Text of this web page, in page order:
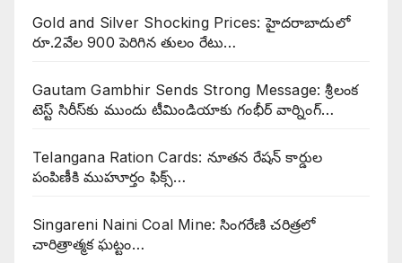
Gold and Silver Shocking Prices: హైదరాబాదులో
రూ.2వేల 900 పెరిగిన తులం రేటు…
Gautam Gambhir Sends Strong Message: శ్రీలంక
టెస్ట్ సిరీస్‌కు ముందు టీమిండియాకు గంభీర్ వార్నింగ్…
Telangana Ration Cards: నూతన రేషన్ కార్డుల
పంపిణీకి ముహూర్తం ఫిక్స్‌…
Singareni Naini Coal Mine: సింగరేణి చరిత్రలో
చారిత్రాత్మక ఘట్టం…